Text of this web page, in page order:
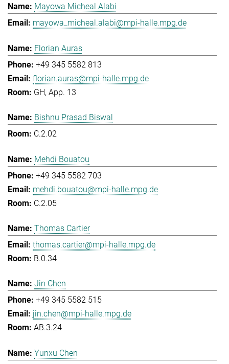
Mayowa Micheal Alabi
mayowa_micheal.alabi@mpi-halle.mpg.de
Florian Auras
+49 345 5582 813
florian.auras@mpi-halle.mpg.de
GH, App. 13
Bishnu Prasad Biswal
C.2.02
Mehdi Bouatou
+49 345 5582 703
mehdi.bouatou@mpi-halle.mpg.de
C.2.05
Thomas Cartier
thomas.cartier@mpi-halle.mpg.de
B.0.34
Jin Chen
+49 345 5582 515
jin.chen@mpi-halle.mpg.de
AB.3.24
Yunxu Chen